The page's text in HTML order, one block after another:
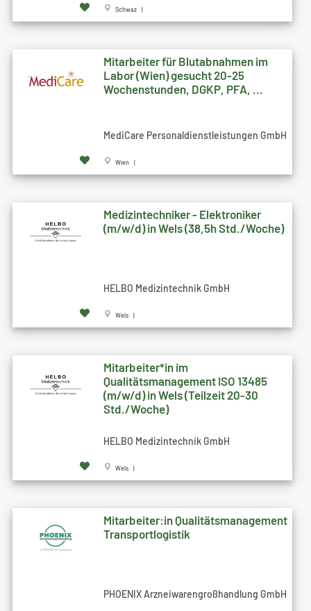
Schwaz |
Mitarbeiter für Blutabnahmen im
Labor (Wien) gesucht 20-25
Wochenstunden, DGKP, PFA, ...
MediCare Personaldienstleistungen GmbH
Wien |
Medizintechniker - Elektroniker
(m/w/d) in Wels (38,5h Std./Woche)
HELBO Medizintechnik GmbH
Wels |
Mitarbeiter*in im
Qualitätsmanagement ISO 13485
(m/w/d) in Wels (Teilzeit 20-30
Std./Woche)
HELBO Medizintechnik GmbH
Wels |
Mitarbeiter:in Qualitätsmanagement
Transportlogistik
PHOENIX Arzneiwarengroßhandlung GmbH